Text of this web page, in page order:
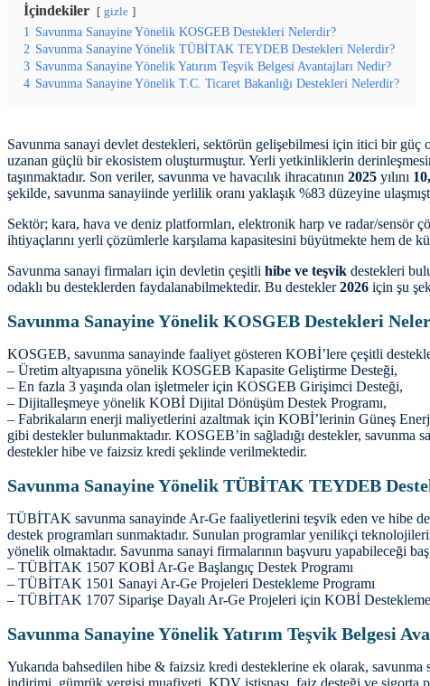
İçindekiler gizle
1 Savunma Sanayine Yönelik KOSGEB Destekleri Nelerdir?
2 Savunma Sanayine Yönelik TÜBİTAK TEYDEB Destekleri Nelerdir?
3 Savunma Sanayine Yönelik Yatırım Teşvik Belgesi Avantajları Nedir?
4 Savunma Sanayine Yönelik T.C. Ticaret Bakanlığı Destekleri Nelerdir?
Savunma sanayi devlet destekleri, sektörün gelişebilmesi için itici bir güç
uzanan güçlü bir ekosistem oluşturmuştur. Yerli yetkinliklerin
taşınmaktadır. Son veriler, savunma ve havacılık ihracatının 2025 yılını
şekilde, savunma sanayiinde yerlilik oranı yaklaşık %83 düzeyine
Sektör; kara, hava ve deniz platformları, elektronik harp ve radar/sensör
ihtiyaçlarını yerli çözümlerle karşılama kapasitesini büyütmekte hem de
Savunma sanayi firmaları için devletin çeşitli hibe ve teşvik destekleri
odaklı bu desteklerden faydalanabilmektedir. Bu destekler2026 için şu
Savunma Sanayine Yönelik KOSGEB Destekleri
KOSGEB, savunma sanayinde faaliyet gösteren KOBİ’lere çeşitli
– Üretim altyapısına yönelik KOSGEB Kapasite Geliştirme Desteği,
– En fazla 3 yaşında olan işletmeler için KOSGEB Girişimci Desteği,
– Dijitalleşmeye yönelik KOBİ Dijital Dönüşüm Destek Programı,
– Fabrikaların enerji maliyetlerini azaltmak için KOBİ’lerinin Güneş
gibi destekler bulunmaktadır. KOSGEB’in sağladığı destekler,
destekler hibe ve faizsiz kredi şeklinde verilmektedir.
Savunma Sanayine Yönelik TÜBİTAK TEYDEB
TÜBİTAK savunma sanayinde Ar-Ge faaliyetlerini teşvik eden ve hibe
destek programları sunmaktadır. Sunulan programlar yenilikçi
yönelik olmaktadır. Savunma sanayi firmalarının başvuru yapabileceği
– TÜBİTAK 1507 KOBİ Ar-Ge Başlangıç Destek Programı
– TÜBİTAK 1501 Sanayi Ar-Ge Projeleri Destekleme Programı
– TÜBİTAK 1707 Siparişe Dayalı Ar-Ge Projeleri için KOBİ Destekleme
Savunma Sanayine Yönelik Yatırım Teşvik Belgesi
Yukarıda bahsedilen hibe & faizsiz kredi desteklerine ek olarak,